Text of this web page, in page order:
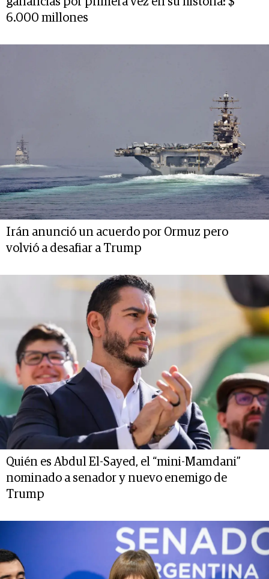
6.000 millones
Irán anunció un acuerdo por Ormuz pero
volvió a desafiar a Trump
Quién es Abdul El-Sayed, el “mini-Mamdani”
nominado a senador y nuevo enemigo de
Trump